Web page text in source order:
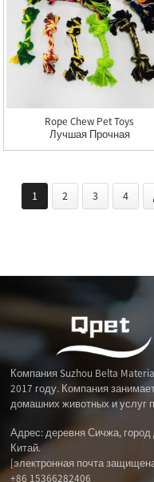
Rope Chew Pet Toys
Лучшая Прочная
Модная Игрушка Для
1 2 3 4
Компания Suzhou Belta
2017 году. Компания
домашних животных и услуг
Адрес: деревня Сичжа,
Китай.
[электронная почта
+86 15366282406